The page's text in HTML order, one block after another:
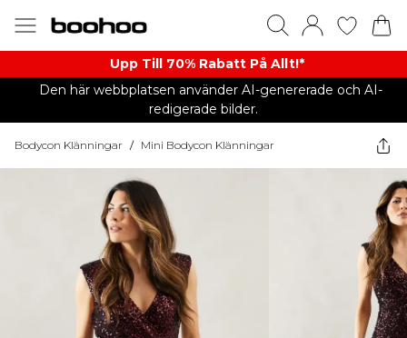
Upp Till 70% Rabatt På Allt!*
Den här webbplatsen använder AI-genererade och AI-
redigerade bilder.
Bodycon Klänningar / Mini Bodycon Klänningar